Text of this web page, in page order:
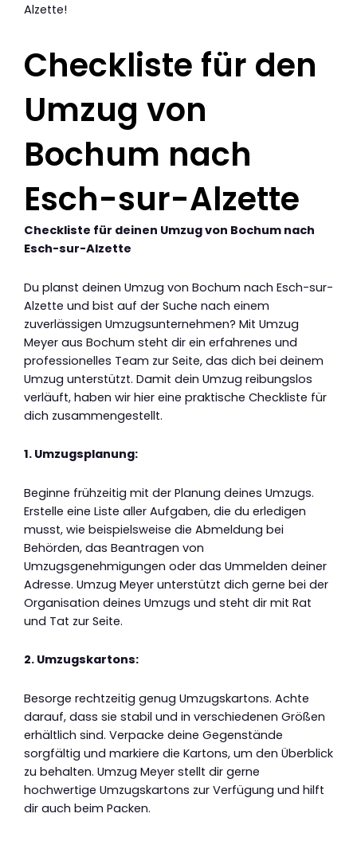
Alzette!
Checkliste für den
Umzug von
Bochum nach
Esch-sur-Alzette
Checkliste für deinen Umzug von Bochum nach
Esch-sur-Alzette
Du planst deinen Umzug von Bochum nach Esch-sur-
Alzette und bist auf der Suche nach einem
zuverlässigen Umzugsunternehmen? Mit Umzug
Meyer aus Bochum steht dir ein erfahrenes und
professionelles Team zur Seite, das dich bei deinem
Umzug unterstützt. Damit dein Umzug reibungslos
verläuft, haben wir hier eine praktische Checkliste für
dich zusammengestellt.
1. Umzugsplanung:
Beginne frühzeitig mit der Planung deines Umzugs.
Erstelle eine Liste aller Aufgaben, die du erledigen
musst, wie beispielsweise die Abmeldung bei
Behörden, das Beantragen von
Umzugsgenehmigungen oder das Ummelden deiner
Adresse. Umzug Meyer unterstützt dich gerne bei der
Organisation deines Umzugs und steht dir mit Rat
und Tat zur Seite.
2. Umzugskartons:
Besorge rechtzeitig genug Umzugskartons. Achte
darauf, dass sie stabil und in verschiedenen Größen
erhältlich sind. Verpacke deine Gegenstände
sorgfältig und markiere die Kartons, um den Überblick
zu behalten. Umzug Meyer stellt dir gerne
hochwertige Umzugskartons zur Verfügung und hilft
dir auch beim Packen.